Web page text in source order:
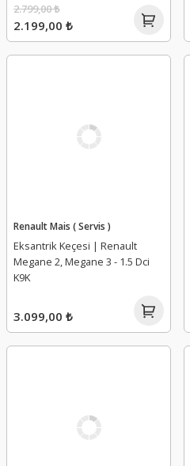
2.199,00 ₺
2.799,00 ₺
Renault Mais ( Servis )
Eksantrik Keçesi | Renault
Megane 2, Megane 3 - 1.5 Dci
K9K
3.099,00 ₺